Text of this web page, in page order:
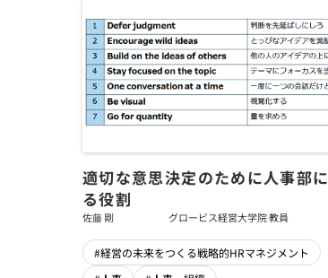
適切な意思決定のために人事部
る役割
佐藤 剛 グロービス経営大学院 教員
#経営の未来をつくる戦略的HRマネジメント